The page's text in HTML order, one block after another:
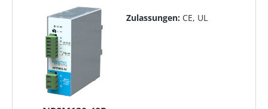
Zulassungen: CE, UL